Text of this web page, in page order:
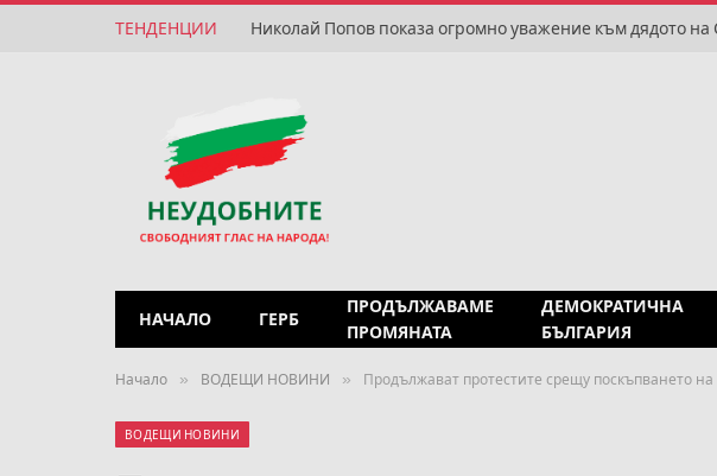
ТЕНДЕНЦИИ Николай Попов показа огромно уважение към дядото на
НАЧАЛО ГЕРБ
ПРОДЪЛЖАВАМЕ
ПРОМЯНАТА
ДЕМОКРАТИЧНА
БЪЛГАРИЯ
Начало » ВОДЕЩИ НОВИНИ » Продължават протестите срещу поскъпването
ВОДЕЩИ НОВИНИ